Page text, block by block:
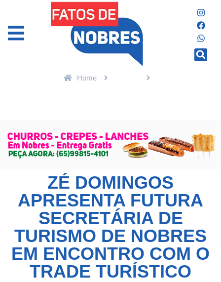
Home
ZÉ DOMINGOS
APRESENTA FUTURA
SECRETÁRIA DE
TURISMO DE NOBRES
EM ENCONTRO COM O
TRADE TURÍSTICO